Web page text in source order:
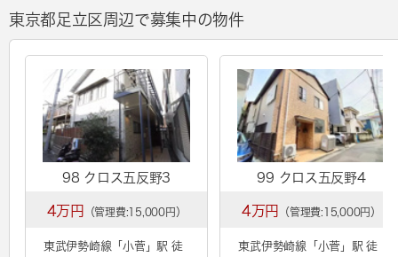
東京都足立区周辺で募集中の物件
98 クロス五反野3
4万円 （管理費:15,000円）
東武伊勢崎線「小菅 」駅 徒
99 クロス五反野4
4万円 （管理費:15,000円）
東武伊勢崎線「 小菅 」駅 徒